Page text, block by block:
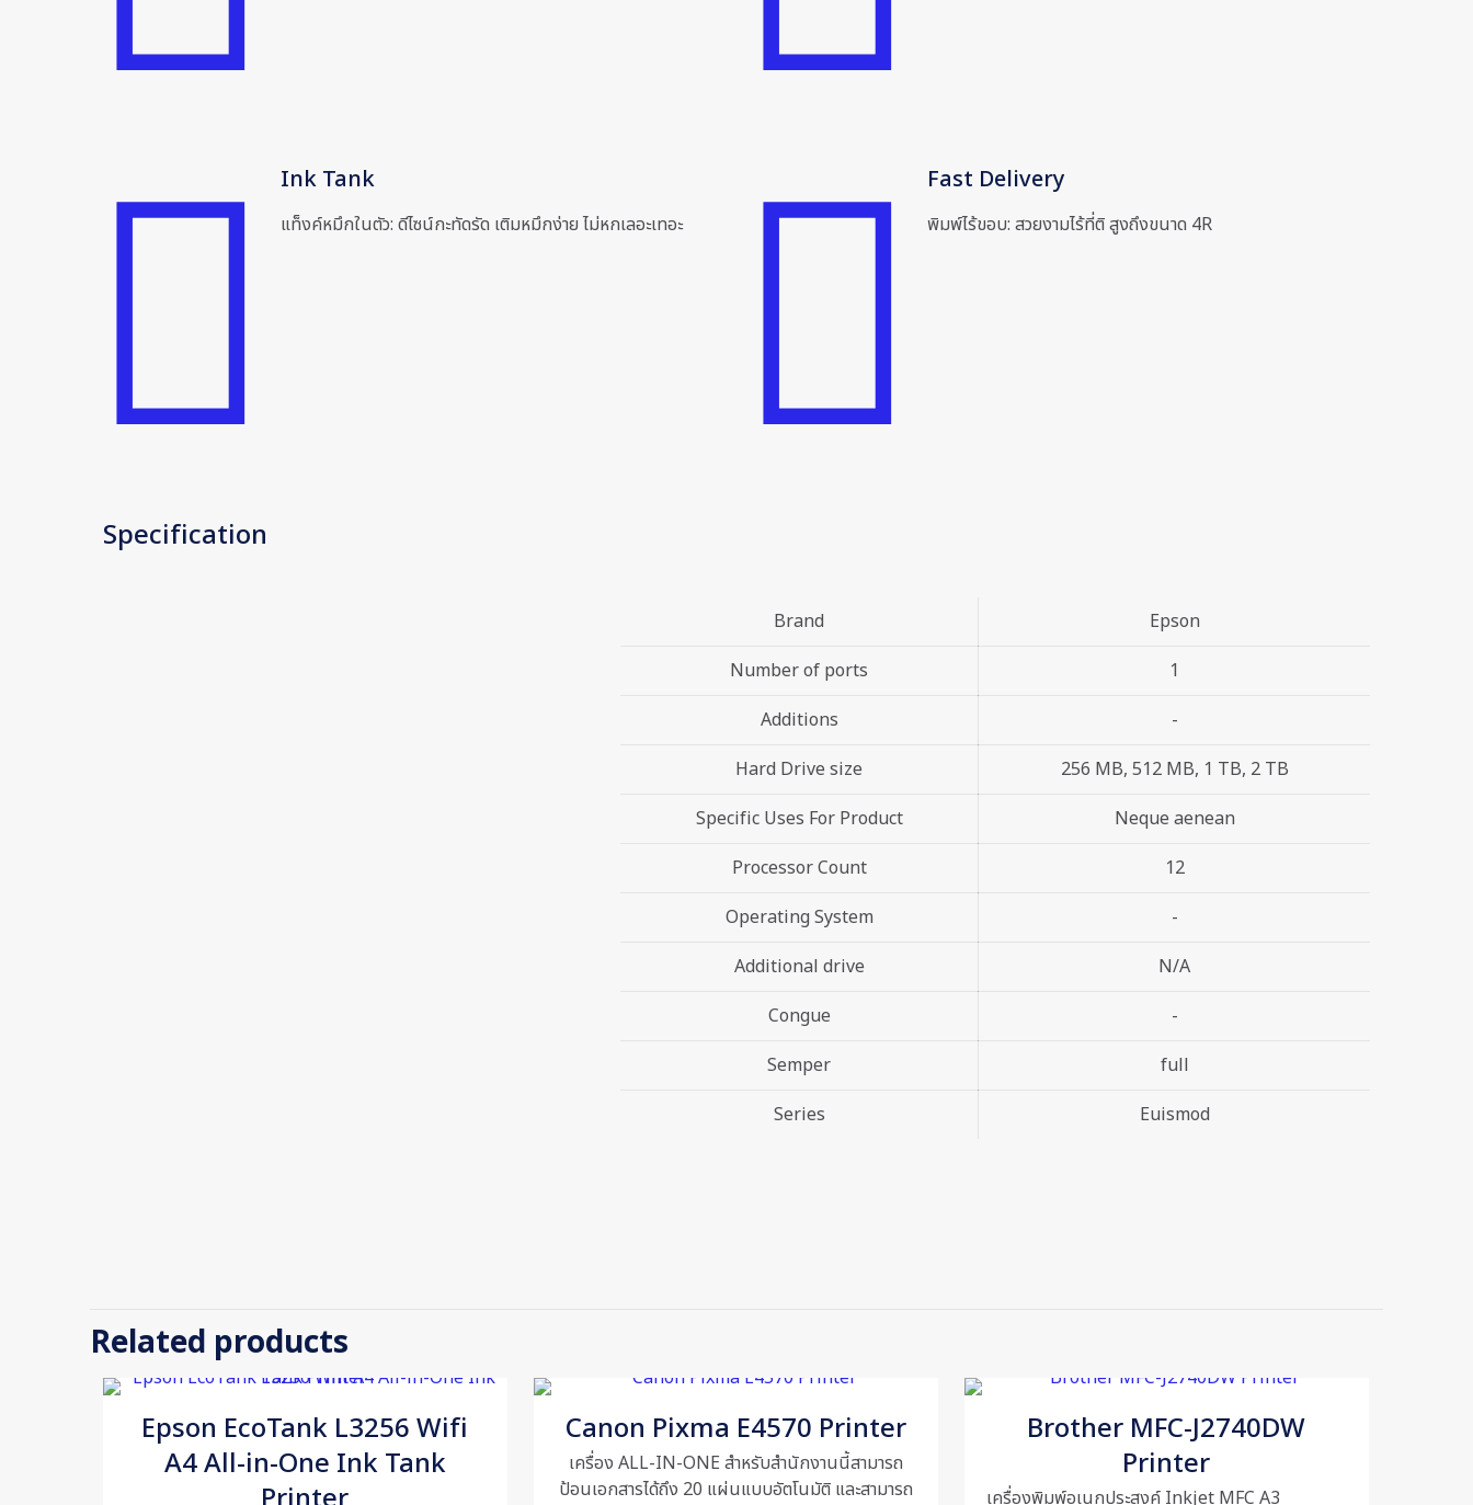
Ink Tank
แท็งค์หมึกในตัว: ดีไซน์กะทัดรัด เติมหมึกง่าย ไม่หกเลอะเทอะ
Fast Delivery
พิมพ์ไร้ขอบ: สวยงามไร้ที่ติ สูงถึงขนาด 4R
Specification
Brand
Epson
Number of ports
1
Additions
-
Hard Drive size
256 MB, 512 MB, 1 TB, 2 TB
Specific Uses For Product
Neque aenean
Processor Count
12
Operating System
-
Additional drive
N/A
Congue
-
Semper
full
Series
Euismod
Your rating*
Related products
Epson EcoTank L3256 Wifi
A4 All-in-One Ink Tank
Canon Pixma E4570 Printer
เครื่อง ALL-IN-ONE สำหรับสำนักงานนี้สามารถ
ป้อนเอกสารได้ถึง 20 แผ่นแบบอัตโนมัติ และสามารถ
Brother MFC-J2740DW
Printer
เครื่องพิมพ์อเนกประสงค์ Inkjet MFC A3